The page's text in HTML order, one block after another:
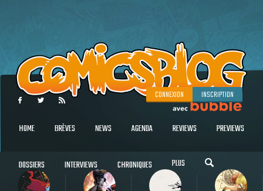
CONNEXION INSCRIPTION
HOME BRÈVES NEWS AGENDA REVIEWS PREVIEWS
DOSSIERS INTERVIEWS CHRONIQUES PLUS